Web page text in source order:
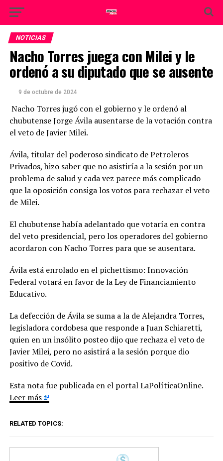
NOTICIAS
Nacho Torres juega con Milei y le
ordenó a su diputado que se ausente
9 de octubre de 2024
Nacho Torres jugó con el gobierno y le ordenó al
chubutense Jorge Ávila ausentarse de la votación contra
el veto de Javier Milei.
Ávila, titular del poderoso sindicato de Petroleros
Privados, hizo saber que no asistiría a la sesión por un
problema de salud y cada vez parece más complicado
que la oposición consiga los votos para rechazar el veto
de Milei.
El chubutense había adelantado que votaría en contra
del veto presidencial, pero los operadores del gobierno
acordaron con Nacho Torres para que se ausentara.
Ávila está enrolado en el pichettismo: Innovación
Federal votará en favor de la Ley de Financiamiento
Educativo.
La defección de Ávila se suma a la de Alejandra Torres,
legisladora cordobesa que responde a Juan Schiaretti,
quien en un insólito posteo dijo que rechaza el veto de
Javier Milei, pero no asistirá a la sesión porque dio
positivo de Covid.
Esta nota fue publicada en el portal LaPolíticaOnline.
Leer más
RELATED TOPICS: